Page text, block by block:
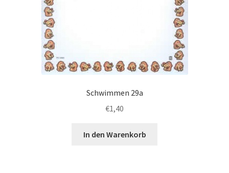
Feuerwehr
Musik & Gesang
Obst- und Gartenbau
Schwimmen 29a
€1,40
In den Warenkorb